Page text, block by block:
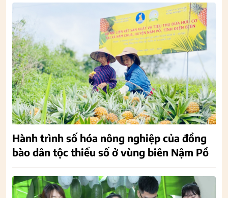
Hành trình số hóa nông nghiệp của đồng
bào dân tộc thiểu số ở vùng biên Nậm Pồ